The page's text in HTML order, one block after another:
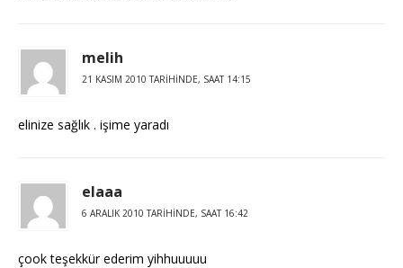
melih
21 KASIM 2010 TARIHINDE, SAAT 14:15
elinize sağlık . işime yaradı
elaaa
6 ARALIK 2010 TARIHINDE, SAAT 16:42
çook teşekkür ederim yihhuuuuu